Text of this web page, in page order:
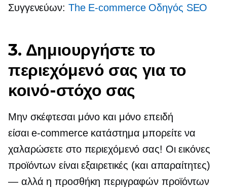
Συγγενεύων: The E-commerceΟδηγός SEO
3. Δημιουργήστε το
περιεχόμενό σας για το
κοινό-στόχο σας
Μην σκέφτεσαι μόνο και μόνο επειδή
είσαιe-commerceκατάστημα μπορείτε να
χαλαρώσετε στο περιεχόμενό σας! Οι εικόνες
προϊόντων είναι εξαιρετικές (και απαραίτητες)
— αλλά η προσθήκη περιγραφών προϊόντων